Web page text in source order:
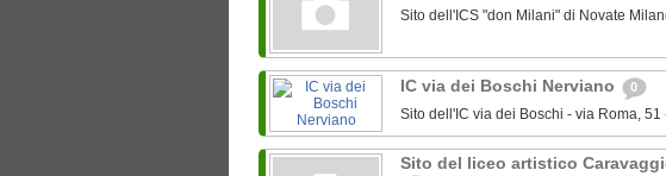
Sito dell'ICS "don Milani" di Novate
IC via dei Boschi Nerviano 0
Sito dell'IC via dei Boschi - via Roma,
Sito del liceo artistico